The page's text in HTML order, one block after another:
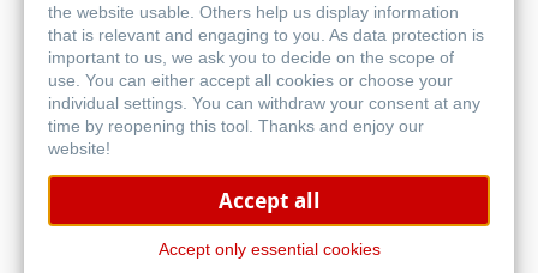
the website usable. Others help us display information
that is relevant and engaging to you. As data protection is
important to us, we ask you to decide on the scope of
use. You can either accept all cookies or choose your
individual settings. You can withdraw your consent at any
time by reopening this tool. Thanks and enjoy our
website!
Accept all
Accept only essential cookies